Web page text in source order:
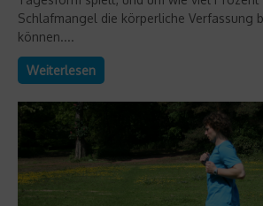
Schlafmangel die körperliche Verfassung
können....
Weiterlesen